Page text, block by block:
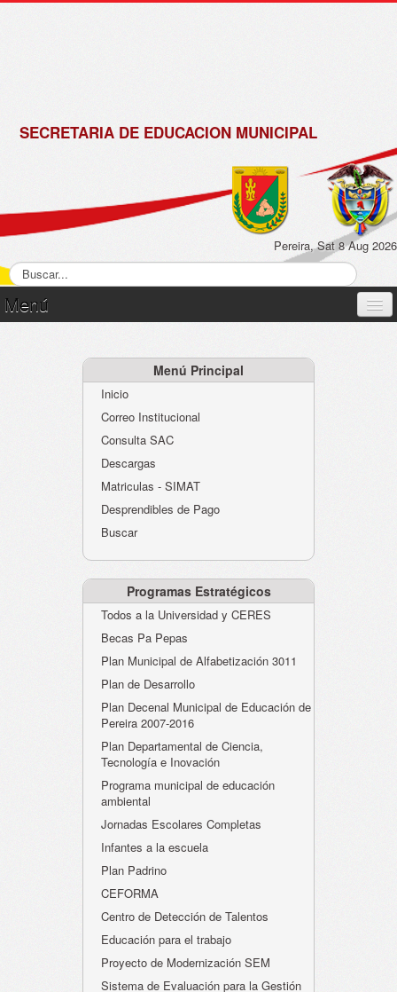
SECRETARIA DE EDUCACION MUNICIPAL
Pereira, Sat 8 Aug 2026
Menú
Atención al Ciudadano
Instituciones Educativas
Despacho Secretaría
Evaluación desempeño
Humano-Cesantías
Menú Principal
Inicio
Correo Institucional
Consulta SAC
Descargas
Matriculas - SIMAT
Desprendibles de Pago
Buscar
Programas Estratégicos
Todos a la Universidad y CERES
Becas Pa Pepas
Plan Municipal de Alfabetización 3011
Plan de Desarrollo
Plan Decenal Municipal de Educación de
Pereira 2007-2016
Plan Departamental de Ciencia,
Tecnología e Inovación
Programa municipal de educación
ambiental
Jornadas Escolares Completas
Infantes a la escuela
Plan Padrino
CEFORMA
Centro de Detección de Talentos
Educación para el trabajo
Proyecto de Modernización SEM
Sistema de Evaluación para la Gestión
de